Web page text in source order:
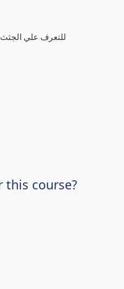
(19) تحاليل بقايا العظام وأشلاء الجثث وتحليل DNA للتعرف علي الجثث
this course?